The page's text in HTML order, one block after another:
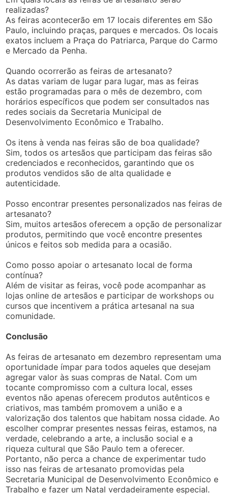
realizadas?
As feiras acontecerão em 17 locais diferentes em São
Paulo, incluindo praças, parques e mercados. Os locais
exatos incluem a Praça do Patriarca, Parque do Carmo
e Mercado da Penha.
Quando ocorrerão as feiras de artesanato?
As datas variam de lugar para lugar, mas as feiras
estão programadas para o mês de dezembro, com
horários específicos que podem ser consultados nas
redes sociais da Secretaria Municipal de
Desenvolvimento Econômico e Trabalho.
Os itens à venda nas feiras são de boa qualidade?
Sim, todos os artesãos que participam das feiras são
credenciados e reconhecidos, garantindo que os
produtos vendidos são de alta qualidade e
autenticidade.
Posso encontrar presentes personalizados nas feiras de
artesanato?
Sim, muitos artesãos oferecem a opção de personalizar
produtos, permitindo que você encontre presentes
únicos e feitos sob medida para a ocasião.
Como posso apoiar o artesanato local de forma
contínua?
Além de visitar as feiras, você pode acompanhar as
lojas online de artesãos e participar de workshops ou
cursos que incentivem a prática artesanal na sua
comunidade.
Conclusão
As feiras de artesanato em dezembro representam uma
oportunidade ímpar para todos aqueles que desejam
agregar valor às suas compras de Natal. Com um
tocante compromisso com a cultura local, esses
eventos não apenas oferecem produtos autênticos e
criativos, mas também promovem a união e a
valorização dos talentos que habitam nossa cidade. Ao
escolher comprar presentes nessas feiras, estamos, na
verdade, celebrando a arte, a inclusão social e a
riqueza cultural que São Paulo tem a oferecer.
Portanto, não perca a chance de experimentar tudo
isso nas feiras de artesanato promovidas pela
Secretaria Municipal de Desenvolvimento Econômico e
Trabalho e fazer um Natal verdadeiramente especial.